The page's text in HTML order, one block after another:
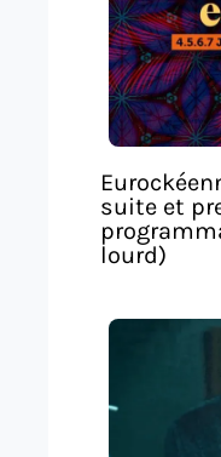
suite et
lourd)